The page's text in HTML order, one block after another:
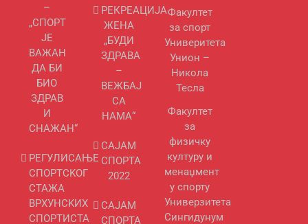
–
„СПОРТ
ЈЕ
ВАЖАН
ДА БИ
БИО
ЗДРАВ
И
СНАЖАН“
РЕГУЛИСАЊЕ
СПОРТСKОГ
СТАЖА
ВРХУНСKИХ
СПОРТИСТА
РЕКРЕАЦИЈА
ЖЕНА
„БУДИ
ЗДРАВА
–
ВЕЖБАЈ
СА
НАМА“
САЈАМ
СПОРТА
2022
САЈАМ
СПОРТА
Факултет
за спорт
Универитета
Унион –
Никола
Тесла
Факултет
за
физичку
културу и
менаџмент
у спорту
Универзитета
Сингидунум